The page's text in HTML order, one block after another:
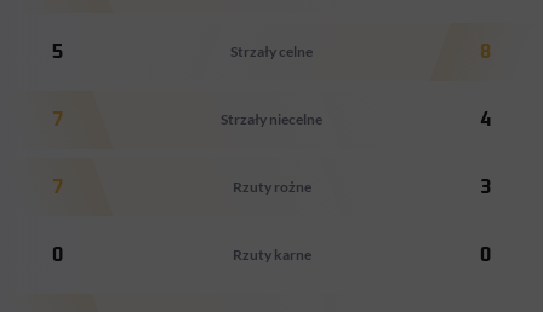
5 Strzały celne 8
7 Strzały niecelne 4
7 Rzuty rożne 3
0 Rzuty karne 0